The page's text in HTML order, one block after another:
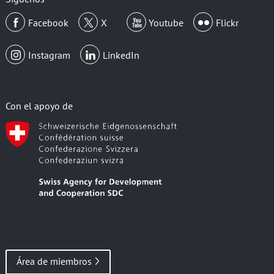
Facebook
X Youtube Flickr
Instagram LinkedIn
Con el apoyo de
Área de miembros